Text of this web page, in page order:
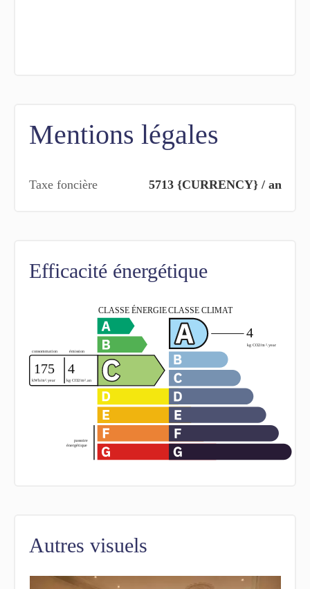
Mentions légales
Taxe foncière 5713 {CURRENCY} / an
Efficacité énergétique
Autres visuels